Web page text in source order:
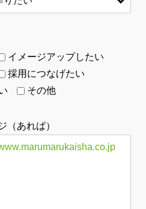
イメージアップしたい
採用につなげたい
その他
（あれば）